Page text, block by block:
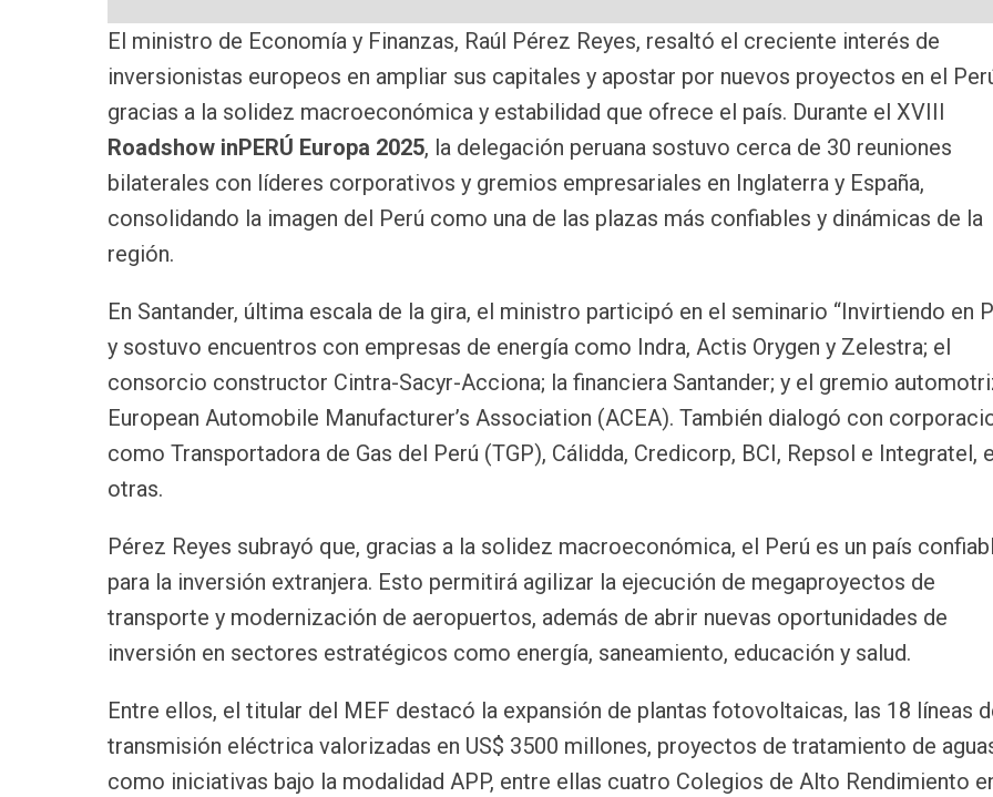
El ministro de Economía y Finanzas, Raúl Pérez Reyes, resaltó el creciente interés de
inversionistas europeos en ampliar sus capitales y apostar por nuevos proyectos en el
gracias a la solidez macroeconómica y estabilidad que ofrece el país. Durante el XVIII
Roadshow inPERÚ Europa 2025, la delegación peruana sostuvo cerca de 30 reuniones
bilaterales con líderes corporativos y gremios empresariales en Inglaterra y España,
consolidando la imagen del Perú como una de las plazas más confiables y dinámicas de la
región.
En Santander, última escala de la gira, el ministro participó en el seminario “Invirtiendo en
y sostuvo encuentros con empresas de energía como Indra, Actis Orygen y Zelestra; el
consorcio constructor Cintra-Sacyr-Acciona; la financiera Santander; y el gremio
European Automobile Manufacturer’s Association (ACEA). También dialogó con
como Transportadora de Gas del Perú (TGP), Cálidda, Credicorp, BCI, Repsol e Integratel,
otras.
Pérez Reyes subrayó que, gracias a la solidez macroeconómica, el Perú es un país
para la inversión extranjera. Esto permitirá agilizar la ejecución de megaproyectos de
transporte y modernización de aeropuertos, además de abrir nuevas oportunidades de
inversión en sectores estratégicos como energía, saneamiento, educación y salud.
Entre ellos, el titular del MEF destacó la expansión de plantas fotovoltaicas, las 18 líneas
transmisión eléctrica valorizadas en US$ 3500 millones, proyectos de tratamiento de
como iniciativas bajo la modalidad APP, entre ellas cuatro Colegios de Alto Rendimiento